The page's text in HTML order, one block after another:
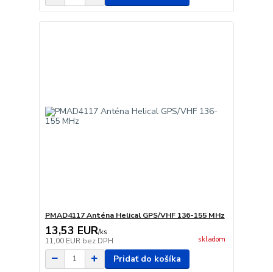
PMAD4117 Anténa Helical GPS/VHF 136-155 MHz
13,53 EUR/ks
11,00 EUR bez DPH skladom
Pridať do košíka